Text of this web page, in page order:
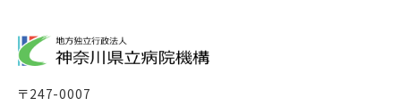
〒247-0007